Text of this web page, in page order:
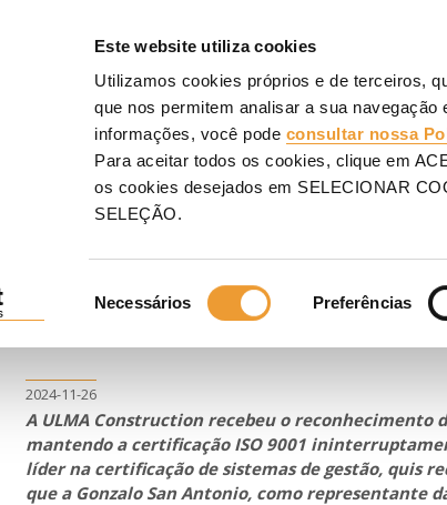
Este website utiliza cookies
Utilizamos cookies próprios e de terceiros,
que nos permitem analisar a sua
informações, você pode consultar nossa
Para aceitar todos os cookies, clique em
os cookies desejados em SELECIONAR
SELEÇÃO.
de
Necessários Preferências
COFRAGENS
A ULMA Construction celebra o seu compromisso com a qualidade,
A ULMA Construction
compromisso com a
certificação ISO 9001
ininterruptos
2024-11-26
A ULMA Construction recebeu o reconhecimento
mantendo a certificação ISO 9001
líder na certificação de sistemas de gestão, quis
que a Gonzalo San Antonio, como representante